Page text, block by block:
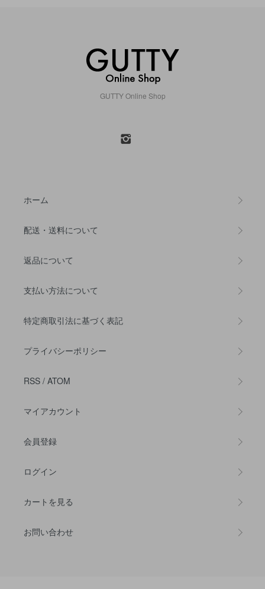
GUTTY Online Shop
ホーム
配送・送料について
返品について
支払い方法について
特定商取引法に基づく表記
プライバシーポリシー
RSS / ATOM
マイアカウント
会員登録
ログイン
カートを見る
お問い合わせ